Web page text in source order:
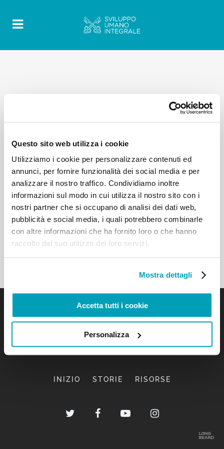
Questo sito web utilizza i cookie
Utilizziamo i cookie per personalizzare contenuti ed
annunci, per fornire funzionalità dei social media e per
analizzare il nostro traffico. Condividiamo inoltre
informazioni sul modo in cui utilizza il nostro sito con i
nostri partner che si occupano di analisi dei dati web,
pubblicità e social media, i quali potrebbero combinarle
con altre informazioni che ha fornito loro o che hanno
raccolto dal suo utilizzo dei loro servizi.
Mostra dettagli
Accetta tutti i cookie
Personalizza
INIZIO STORIE RISORSE